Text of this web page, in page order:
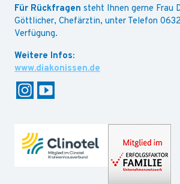
Für Rückfragen steht Ihnen gerne Frau
Göttlicher, Chefärztin, unter Telefon
Verfügung.
www.diakonissen.de